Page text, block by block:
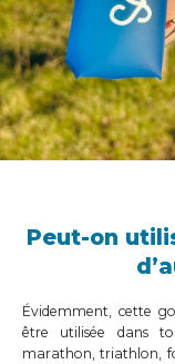
Peut-on
Évidemment, cette
être utilisée dans
marathon, triathlon,